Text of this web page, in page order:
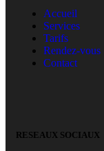
Accueil
Services
Tarifs
Rendez-vous
Contact
RESEAUX SOCIAUX